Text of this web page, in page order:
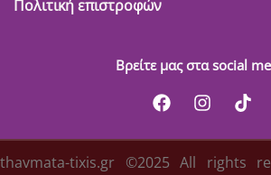
Πολιτική επιστροφών
Βρείτε μας στα social
thavmata-tixis.gr ©2025 All rights